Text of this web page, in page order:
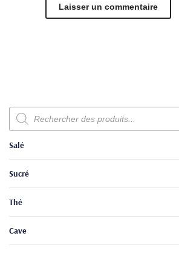
Recherche
de
produits
Salé
Sucré
Thé
Cave